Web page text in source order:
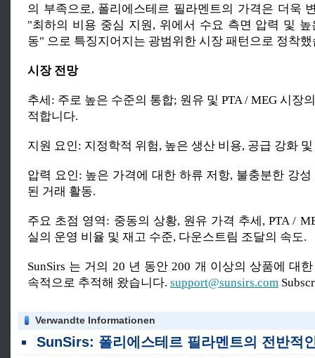
의 부족으로, 폴리에스테르 필라멘트의 가격은 더욱
"최하의 비용 중심 지원, 위에서 수요 측면 압력 및
동" 으로 특징지어지는 광범위한 시장 패턴으로 정착
시장 전망
추세: 주로 높은 수준의 통합; 원유 및 PTA / MEG 시장
적합니다.
지원 요인: 지정학적 위험, 높은 생산 비용, 공급 강화
압력 요인: 높은 가격에 대한 하류 저항, 불충분한 강
된 거래 활동.
주요 초점 영역: 중동의 상황, 원유 가격 추세, PTA /
실의 운영 비율 및 재고 수준, 다운스트림 조달의 속도.
SunSirs 는 거의 20 년 동안 200 개 이상의 상품에 대
속적으로 추적해 왔습니다. support@sunsirs.com
Verwandte Informationen
SunSirs: 폴리에스테르 필라멘트의 전반적인 추세는 지난 주에 상승했습니